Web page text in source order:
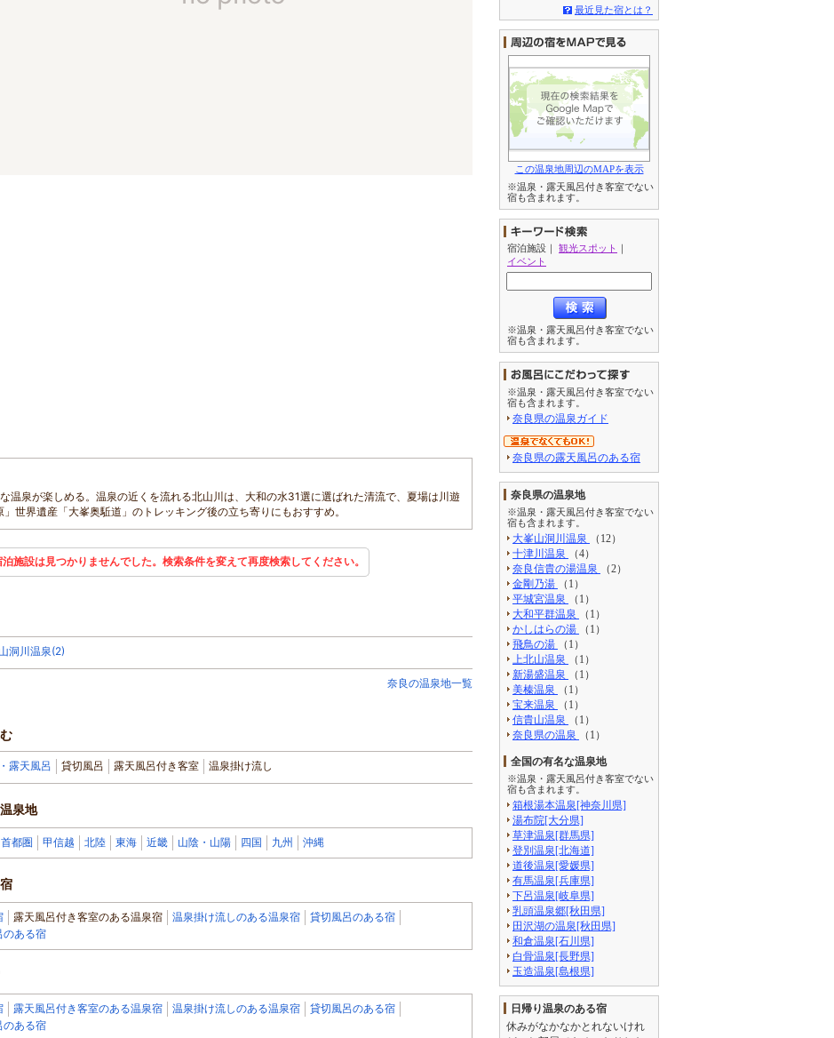
温泉が楽しめる。温泉の近くを流れる北山川は、大和の水31選に選ばれた清流で、夏場は川遊
世界遺産「大峯奥駈道」のトレッキング後の立ち寄りにもおすすめ。
施設は見つかりませんでした。検索条件を変えて再度検索してください。
洞川温泉(2)
奈良の温泉地一覧
露天風呂 貸切風呂 露天風呂付き客室 温泉掛け流し
泉地
首都圏 甲信越 北陸 東海 近畿 山陰・山陽 四国 九州 沖縄
露天風呂付き客室のある温泉宿 温泉掛け流しのある温泉宿
貸切風呂のある宿
のある宿
露天風呂付き客室のある温泉宿 温泉掛け流しのある温泉宿
貸切風呂のある宿
のある宿
最近見た宿とは？
この温泉地周辺のMAPを表示
※温泉・露天風呂付き客室でない
宿も含まれます。
宿泊施設 ｜ 観光スポット ｜
イベント
※温泉・露天風呂付き客室でない
宿も含まれます。
※温泉・露天風呂付き客室でない
宿も含まれます。
奈良県の温泉ガイド
奈良県の露天風呂のある宿
奈良県の温泉地
※温泉・露天風呂付き客室でない
宿も含まれます。
大峯山洞川温泉
（12）
十津川温泉
（4）
奈良信貴の湯温泉
（2）
金剛乃湯
（1）
平城宮温泉
（1）
大和平群温泉
（1）
かしはらの湯
（1）
飛鳥の湯
（1）
上北山温泉
（1）
新湯盛温泉
（1）
美榛温泉
（1）
宝来温泉
（1）
信貴山温泉
（1）
奈良県の温泉
（1）
全国の有名な温泉地
※温泉・露天風呂付き客室でない
宿も含まれます。
箱根湯本温泉[神奈川県]
湯布院[大分県]
草津温泉[群馬県]
登別温泉[北海道]
道後温泉[愛媛県]
有馬温泉[兵庫県]
下呂温泉[岐阜県]
乳頭温泉郷[秋田県]
田沢湖の温泉[秋田県]
和倉温泉[石川県]
白骨温泉[長野県]
玉造温泉[島根県]
日帰り温泉のある宿
休みがなかなかとれないけれ